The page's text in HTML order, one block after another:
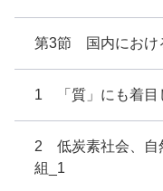
第3節 国内におけ
1 「質」にも着目
2 低炭素社会、自
組_1